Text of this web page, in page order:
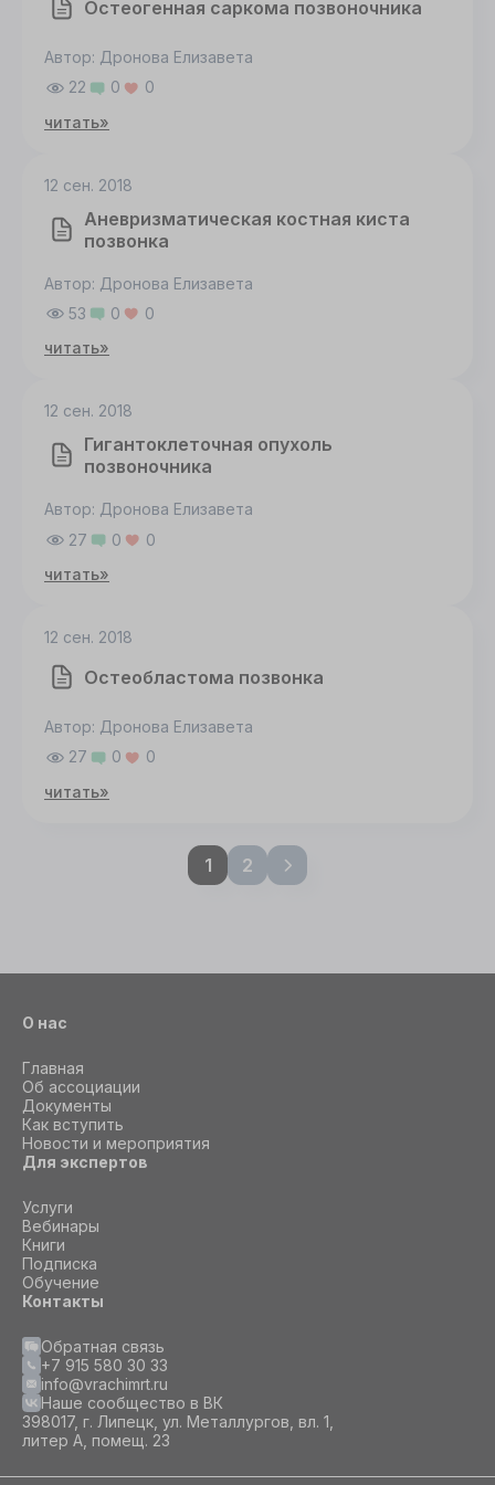
Остеогенная саркома позвоночника
Автор: Дронова Елизавета
22
0
0
читать»
12 сен. 2018
Аневризматическая костная киста
позвонка
Автор: Дронова Елизавета
53
0
0
читать»
12 сен. 2018
Гигантоклеточная опухоль
позвоночника
Автор: Дронова Елизавета
27
0
0
читать»
12 сен. 2018
Остеобластома позвонка
Автор: Дронова Елизавета
27
0
0
читать»
1 2
О нас
Главная
Об ассоциации
Документы
Как вступить
Новости и мероприятия
Для экспертов
Услуги
Вебинары
Книги
Подписка
Обучение
Контакты
Обратная связь
+7 915 580 30 33
info@vrachimrt.ru
Наше сообщество в ВК
398017, г. Липецк, ул. Металлургов, вл. 1,
литер А, помещ. 23
Принять все